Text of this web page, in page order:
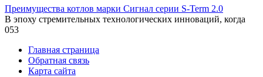
Преимущества котлов марки Сигнал серии S-Term 2.0
В эпоху стремительных технологических инноваций, когда
053
Главная страница
Обратная связь
Карта сайта